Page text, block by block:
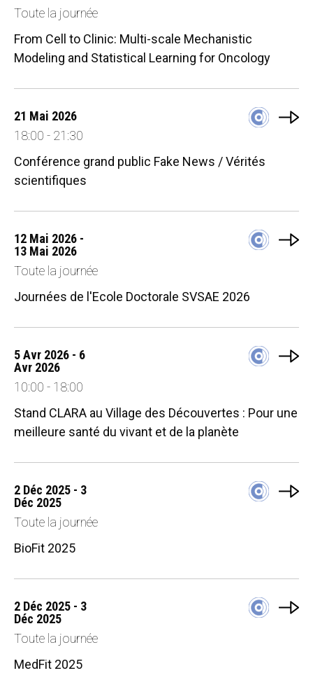
Toute la journée
From Cell to Clinic: Multi-scale Mechanistic
Modeling and Statistical Learning for Oncology
21 Mai 2026
18:00 - 21:30
Conférence grand public Fake News / Vérités
scientifiques
12 Mai 2026 -
13 Mai 2026
Toute la journée
Journées de l'Ecole Doctorale SVSAE 2026
5 Avr 2026 - 6
Avr 2026
10:00 - 18:00
Stand CLARA au Village des Découvertes : Pour une
meilleure santé du vivant et de la planète
2 Déc 2025 - 3
Déc 2025
Toute la journée
BioFit 2025
2 Déc 2025 - 3
Déc 2025
Toute la journée
MedFit 2025